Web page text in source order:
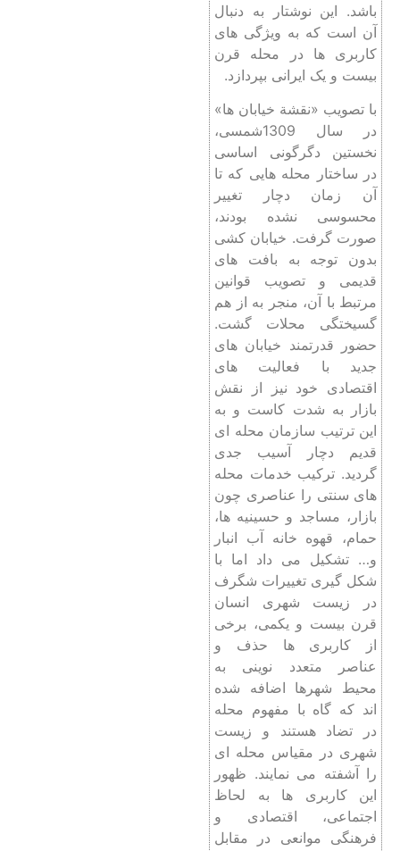
باشد. این نوشتار به دنبال
آن است که به ویژگی ‌های
کاربری‌ ها در محله‌ قرن
بیست و یک ایرانی بپردازد.
با تصویب «نقشة خیابان‌ ها»
در سال 1309شمسی،
نخستین دگرگونی اساسی
در ساختار محله ‌هایی که تا
آن زمان دچار تغییر
محسوسی نشده بودند،
صورت گرفت. خیابان‌ کشی
بدون توجه به بافت ‌های
قدیمی و تصویب قوانین
مرتبط با آن، منجر به از هم
گسیختگی محلات گشت.
حضور قدرتمند خیابان‌ های
جدید با فعالیت ‌های
اقتصادی خود نیز از نقش
بازار به شدت کاست و به
این ترتیب سازمان محله ‌ای
قدیم دچار آسیب جدی
گردید. ترکیب خدمات محله‌
های سنتی را عناصری چون
بازار، مساجد و حسینیه ‌ها،
حمام، قهوه‌ خانه آب ‌انبار
و… تشکیل می ‌داد اما با
شکل‌ گیری تغییرات شگرف
در زیست شهری انسان
قرن بیست و یکمی، برخی
از کاربری ‌ها حذف و
عناصر متعدد نوینی به
محیط شهرها اضافه شده
‌اند که گاه با مفهوم محله
در تضاد هستند و زیست
شهری در مقیاس محله ‌ای
را آشفته می ‌نمایند. ظهور
این کاربری ‌ها به لحاظ
اجتماعی، اقتصادی و
فرهنگی موانعی در مقابل